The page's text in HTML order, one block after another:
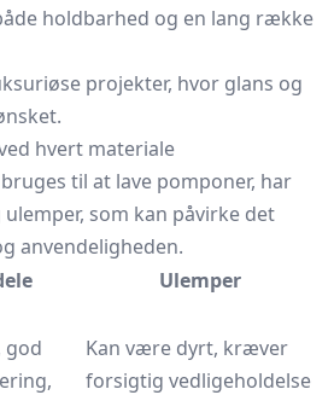
holdbarhed og en lang række
projekter, hvor glans og
hvert materiale
til at lave pomponer, har
som kan påvirke det
anvendeligheden.
Ulemper
god
Kan være dyrt, kræver
forsigtig vedligeholdelse